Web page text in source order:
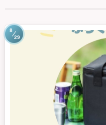
8
29